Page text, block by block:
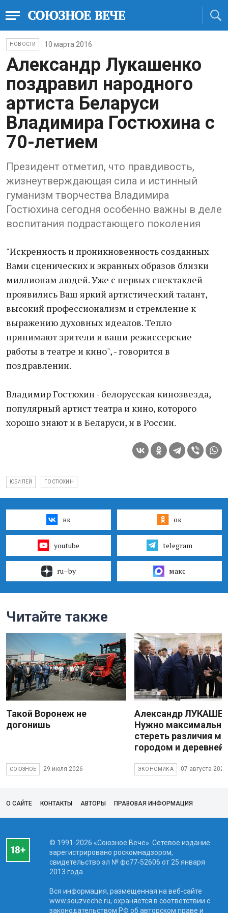
НОВОСТИ 10 марта 2016
Александр Лукашенко
поздравил народного
артиста Беларуси
Владимира Гостюхина с
70-летием
Президент отметил, что правдивость,
жизнеутверждающая сила и истинный
гуманизм творчества Владимира
Гостюхина сегодня особенно важны в деле
воспитания подрастающего поколения
"Искренность и проникновенность созданных
Вами сценических и экранных образов близки
миллионам людей. Уже с первых спектаклей
проявились Ваш яркий артистический талант,
высокий профессионализм и стремление к
выражению духовных идеалов. Тепло
принимают зрители и ваши режиссерские
работы в театре и кино", - говорится в
поздравлении.
Владимир Гостюхин - белорусская кинозвезда,
популярный артист театра и кино, которого
хорошо знают и в Беларуси, и в России.
ЮБИЛЕЙ ГОСТЮХИН
вк ок
youtube telegram
ru–by макс
Читайте также
Такой Воронеж не
догонишь
СОЮЗНОЕ 29 июля 2026
Александр
Нужно максимально
стереть различия
городом и деревней
ЭКОНОМИКА 07 августа 2026
О САЙТЕ КОНТАКТЫ АВТОРЫ ПРАВОВАЯ ИНФОРМАЦИЯ
© 1991-2026 «Союзное Вече». Сетевое издание
зарегистрировано роскомнадзором,
свидетельство эл № фc77-52606 от 25 января
2013 года.
Вся информация, размещенная на веб-сайте
www.souzveche.ru, охраняется в соответствии с
законодательством РФ об авторском праве и